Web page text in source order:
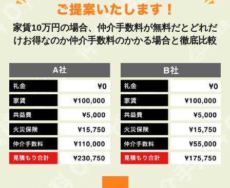
家賃10万円の場合、仲介手数料が無料だとどれだ
けお得なのか仲介手数料のかかる場合と徹底比較